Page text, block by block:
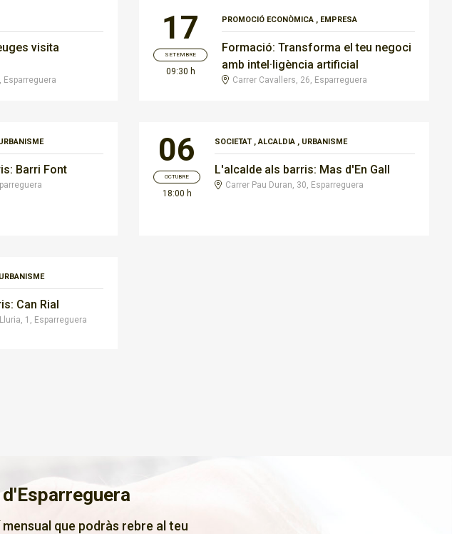
visita
Esparreguera
17
SETEMBRE
09:30 h
PROMOCIÓ ECONÒMICA , EMPRESA
Formació: Transforma el teu negoci
amb intel·ligència artificial
Carrer Cavallers, 26, Esparreguera
Barri Font
06
OCTUBRE
18:00 h
SOCIETAT ,ALCALDIA , URBANISME
L'alcalde als barris: Mas d'En Gall
Carrer Pau Duran, 30, Esparreguera
URBANISME
Can Rial
1, Esparreguera
que podràs rebre al teu